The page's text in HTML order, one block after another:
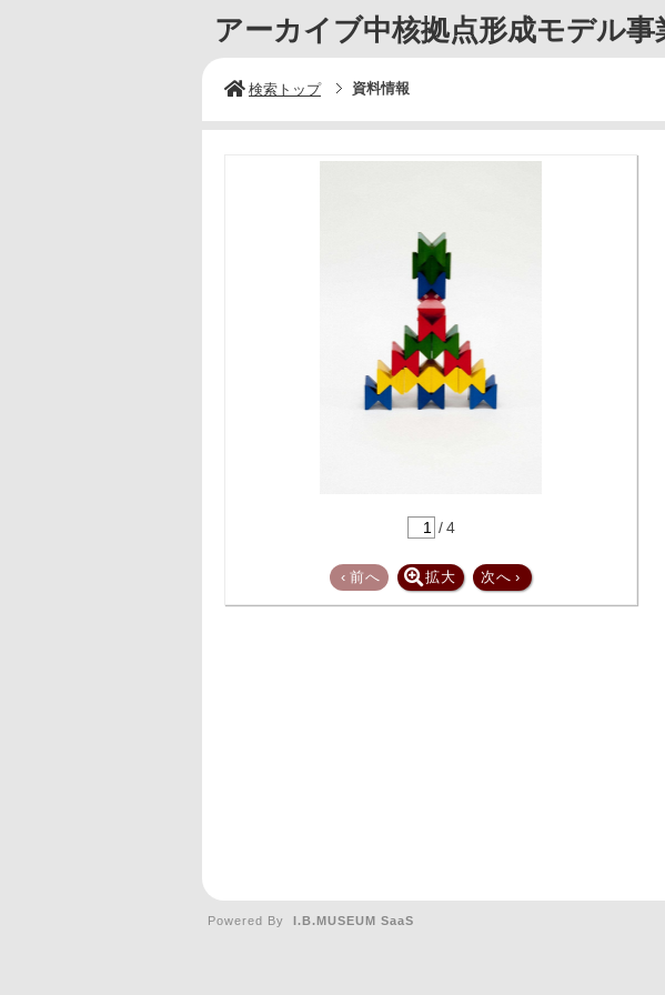
アーカイブ中核拠点形成モデル
検索トップ 資料情報
/ 4
‹ 前へ 拡大 次へ ›
Powered By I.B.MUSEUM SaaS